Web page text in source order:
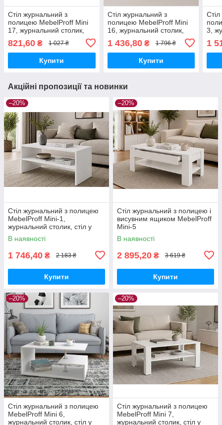
Стіл журнальний з
полицею MebelProff Mini
17, журнальний столик,
стіл у вітальню, столик на
колесах
821,60 ₴ 1 027 ₴
Купити
Стіл журнальний з
полицею MebelProff Mini
16, журнальний столик,
стіл у вітальню, столик на
колесах
1 436,80₴ 1 796 ₴
Купити
3,
1
Акційні пропозиції та новинки
–20%
Стіл журнальний з полицею
MebelProff Mini-1,
журнальний столик, стіл у
вітальню
В наявності
1 746,40 ₴ 2 183 ₴
Купити
–20%
Стіл журнальний з полицею і
висувним ящиком MebelProff
Mini-5
В наявності
2 895,20 ₴ 3 619 ₴
Купити
–20%
Стіл журнальний з полицею
MebelProff Mini 6,
журнальний столик, стіл у
–20%
Стіл журнальний з полицею
MebelProff Mini 7,
журнальний столик, стіл у